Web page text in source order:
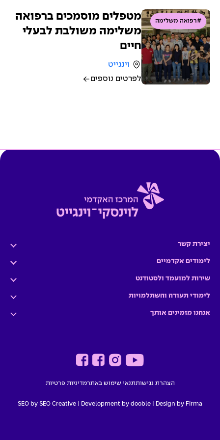
#רפואה משלימה
מטפלים מוסמכים ברפואה
משלימה משולבת לבעלי
חיים
וינגייט
לפרטים נוספים
יצירת קשר
לימודים אקדמיים
שירות למועמד ולסטודנט
לימודי תעודה והשתלמויות
אנחנו מזמינים אותך
הצהרת נגישותתנאי שימוש באתרמדיניות פרטיות
Design by Firma |
Development by dooble
SEO by SEO Creative